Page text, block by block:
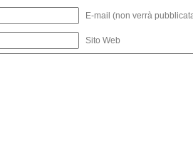
E-mail (non verrà
Sito Web